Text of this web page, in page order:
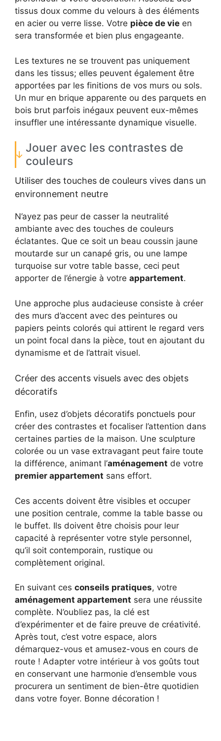
tissus doux comme du velours à des éléments
en acier ou verre lisse. Votre pièce de vie en
sera transformée et bien plus engageante.
Les textures ne se trouvent pas uniquement
dans les tissus; elles peuvent également être
apportées par les finitions de vos murs ou sols.
Un mur en brique apparente ou des parquets en
bois brut parfois inégaux peuvent eux-mêmes
insuffler une intéressante dynamique visuelle.
Jouer avec les contrastes de
couleurs
Utiliser des touches de couleurs vives dans un
environnement neutre
N’ayez pas peur de casser la neutralité
ambiante avec des touches de couleurs
éclatantes. Que ce soit un beau coussin jaune
moutarde sur un canapé gris, ou une lampe
turquoise sur votre table basse, ceci peut
apporter de l’énergie à votre appartement.
Une approche plus audacieuse consiste à créer
des murs d’accent avec des peintures ou
papiers peints colorés qui attirent le regard vers
un point focal dans la pièce, tout en ajoutant du
dynamisme et de l’attrait visuel.
Créer des accents visuels avec des objets
décoratifs
Enfin, usez d’objets décoratifs ponctuels pour
créer des contrastes et focaliser l’attention dans
certaines parties de la maison. Une sculpture
colorée ou un vase extravagant peut faire toute
la différence, animant l’aménagement de votre
premier appartement sans effort.
Ces accents doivent être visibles et occuper
une position centrale, comme la table basse ou
le buffet. Ils doivent être choisis pour leur
capacité à représenter votre style personnel,
qu’il soit contemporain, rustique ou
complètement original.
En suivant ces conseils pratiques, votre
aménagement appartement sera une réussite
complète. N’oubliez pas, la clé est
d’expérimenter et de faire preuve de créativité.
Après tout, c’est votre espace, alors
démarquez-vous et amusez-vous en cours de
route ! Adapter votre intérieur à vos goûts tout
en conservant une harmonie d’ensemble vous
procurera un sentiment de bien-être quotidien
dans votre foyer. Bonne décoration !